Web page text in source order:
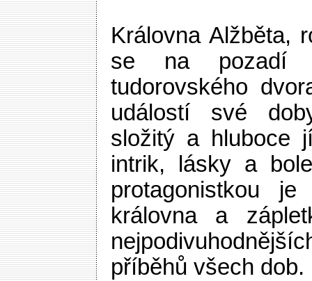
Královna Alžběta,
se na pozadí
tudorovského
událostí své
složitý a hluboce
intrik, lásky a
protagonistkou
královna a
příběhů všech dob.